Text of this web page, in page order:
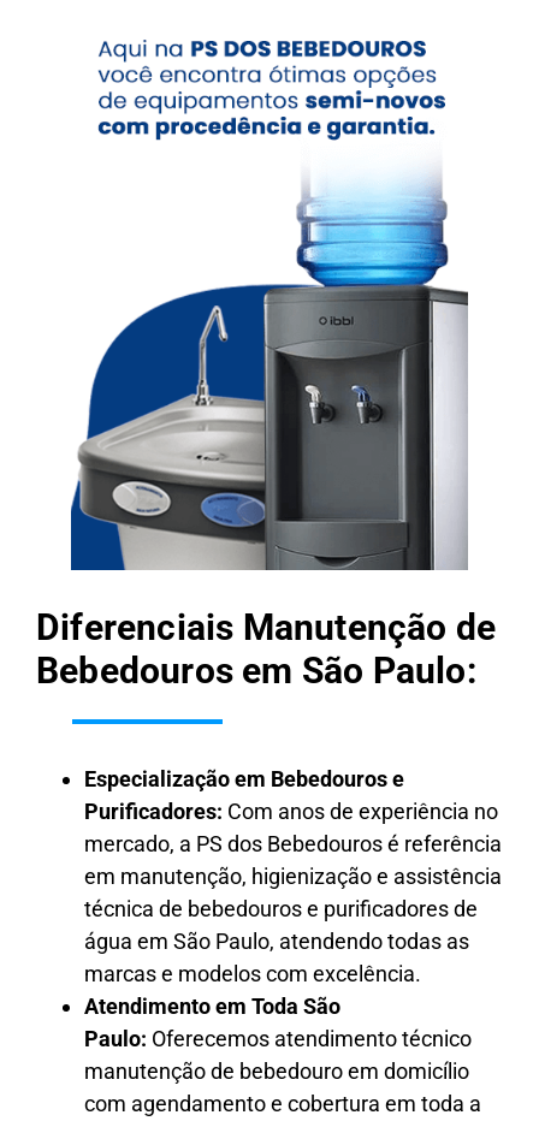
Diferenciais Manutenção de
Bebedouros em São Paulo:
Especialização em Bebedouros e
Purificadores: Com anos de experiência no
mercado, a PS dos Bebedouros é referência
em manutenção, higienização e assistência
técnica de bebedouros e purificadores de
água em São Paulo, atendendo todas as
marcas e modelos com excelência.
Atendimento em Toda São
Paulo: Oferecemos atendimento técnico
manutenção de bebedouro em domicílio
com agendamento e cobertura em toda a